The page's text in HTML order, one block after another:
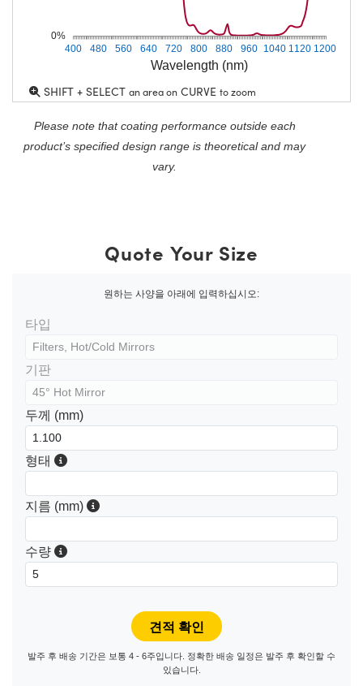
Wavelength (nm)
400 480 560 640 720 800 880 960 1040 1120 1200
0%
SHIFT + SELECT an area on CURVE to zoom
Please note that coating performance outside each
product’s specified design range is theoretical and may
vary.
Quote Your Size
원하는 사양을 아래에 입력하십시오:
타입
기판
두께 (mm)
형태
지름 (mm)
수량
발주 후 배송 기간은 보통 4 - 6주입니다. 정확한 배송 일정은 발주 후 확인할 수
있습니다.